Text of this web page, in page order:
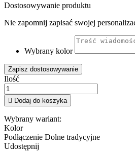
Dostosowywanie produktu
Nie zapomnij zapisać swojej
Wybrany kolor
Zapisz dostosowywanie
Ilość
 Dodaj do koszyka
Wybrany wariant:
Kolor
Podłączenie Dolne tradycyjne
Udostępnij